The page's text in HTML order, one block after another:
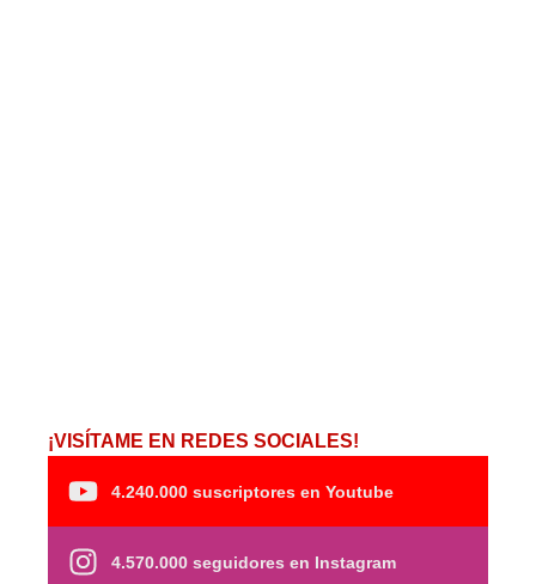
¡VISÍTAME EN REDES SOCIALES!
4.240.000 suscriptores en Youtube
4.570.000 seguidores en Instagram